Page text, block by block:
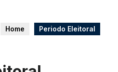
Home Periodo Eleitoral